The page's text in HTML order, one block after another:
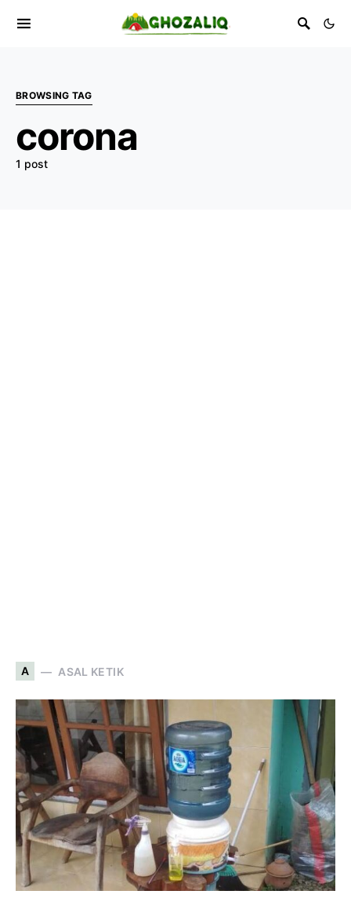
BROWSING TAG
corona
1 post
A ASAL KETIK